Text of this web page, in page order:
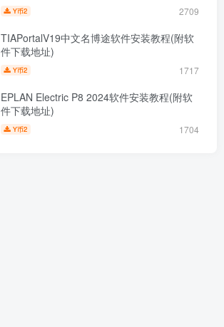
Y币2 2709
TIAPortalV19中文名博途软件安装教程(附软
件下载地址)
Y币2 1717
EPLAN Electric P8 2024软件安装教程(附软
件下载地址)
Y币2 1704